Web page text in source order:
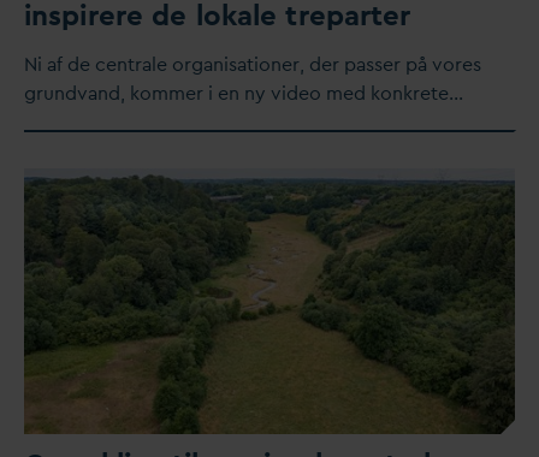
inspirere de lokale treparter
​Ni af de centrale organisationer, der passer på vores
grundvand, kommer i en ny video med konkrete…